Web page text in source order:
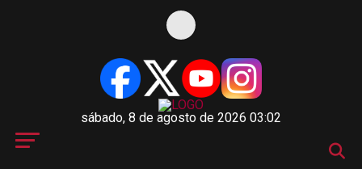
sábado, 8 de agosto de 2026 03:02